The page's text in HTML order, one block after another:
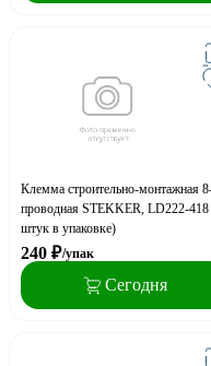
Клемма строительно-монтажная
проводная STEKKER, LD222-
штук в упаковке)
240 ₽/упак
Сегодня